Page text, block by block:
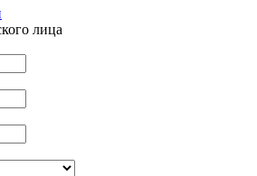
лица